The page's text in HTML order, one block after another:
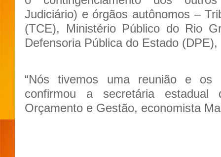
Judiciário) e órgãos autônomos –
(TCE), Ministério Público do Rio
Defensoria Pública do Estado
“Nós tivemos uma reunião e os
confirmou a secretária estadual
Orçamento e Gestão, economista